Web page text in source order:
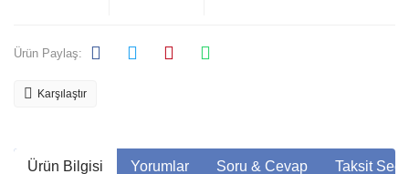
Ürün Paylaş:
Karşılaştır
Ürün Bilgisi Yorumlar Soru & Cevap Taksit